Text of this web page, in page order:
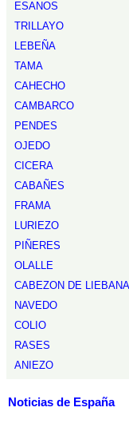
ESANOS
TRILLAYO
LEBEÑA
TAMA
CAHECHO
CAMBARCO
PENDES
OJEDO
CICERA
CABAÑES
FRAMA
LURIEZO
PIÑERES
OLALLE
CABEZON DE LIEBANA
NAVEDO
COLIO
RASES
ANIEZO
Noticias de España